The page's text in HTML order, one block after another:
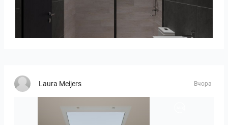
Laura Meijers Вчора